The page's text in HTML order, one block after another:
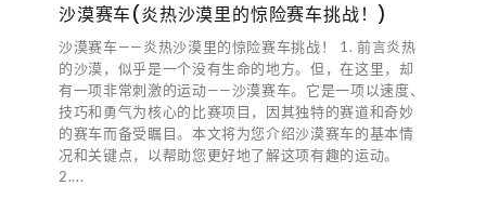
沙漠赛车(炎热沙漠里的惊险赛车挑战！)
沙漠赛车——炎热沙漠里的惊险赛车挑战！ 1. 前言炎热
的沙漠，似乎是一个没有生命的地方。但，在这里，却
有一项非常刺激的运动——沙漠赛车。它是一项以速度、
技巧和勇气为核心的比赛项目，因其独特的赛道和奇妙
的赛车而备受瞩目。本文将为您介绍沙漠赛车的基本情
况和关键点，以帮助您更好地了解这项有趣的运动。
2....